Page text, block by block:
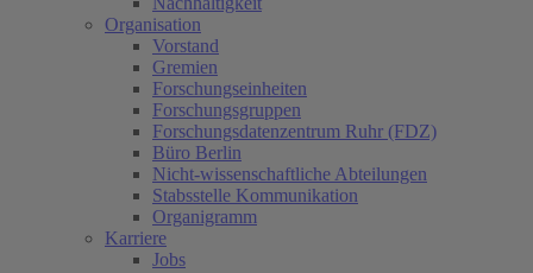
Organisation
Vorstand
Gremien
Forschungseinheiten
Forschungsgruppen
Forschungsdatenzentrum Ruhr (FDZ)
Büro Berlin
Nicht-wissenschaftliche Abteilungen
Stabsstelle Kommunikation
Organigramm
Karriere
Jobs